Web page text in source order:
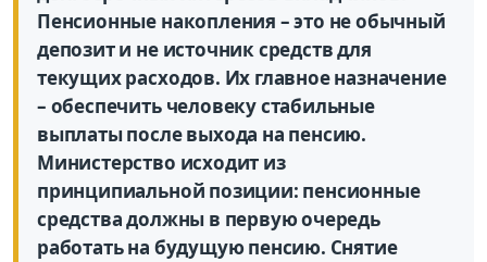
Пенсионные накопления – это не обычный
депозит и не источник средств для
текущих расходов. Их главное назначение
– обеспечить человеку стабильные
выплаты после выхода на пенсию.
Министерство исходит из
принципиальной позиции: пенсионные
средства должны в первую очередь
работать на будущую пенсию. Снятие